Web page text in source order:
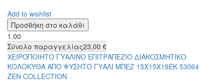
Add to wishlist
1.00
Σύνολο παραγγελίας23,00 €
ΧΕΙΡΟΠΟΙΗΤΟ ΓΥΑΛΙΝΟ ΕΠΙΤΡΑΠΕΖΙΟ ΔΙΑΚΟΣΜΗΤΙΚΟ
ΚΟΛΟΚΥΘΑ ΑΠΟ ΦΥΣΗΤΟ ΓΥΑΛΙ ΜΠΕΖ 15Χ15Χ19ΕΚ 53064
ZEN COLLECTION